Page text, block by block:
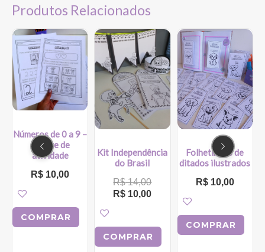
Produtos Relacionados
Números de 0 a 9 –
Pacote de
atividade
R$ 10,00
COMPRAR
Kit Independência
do Brasil
R$14,00
O
preço
original
era:
R$ 14,00.
R$ 10,00
O
preço
atual
é:
R$ 10,00.
COMPRAR
Folhetinhos de
ditados ilustrados
R$10,00
COMPRAR